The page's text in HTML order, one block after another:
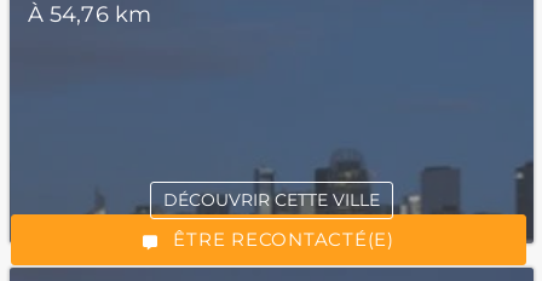
“Excellent”, 165 avis
ÊTRE RECONTACTÉ(E)
À 54,76 km
DÉCOUVRIR CETTE VILLE